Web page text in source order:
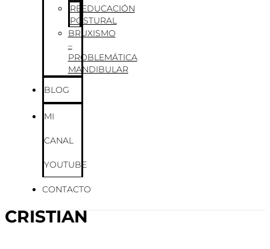
REEDUCACIÓN
POSTURAL
BRUXISMO
–
PROBLEMÁTICA
MANDIBULAR
BLOG
MI
CANAL
YOUTUBE
CONTACTO
CRISTIAN